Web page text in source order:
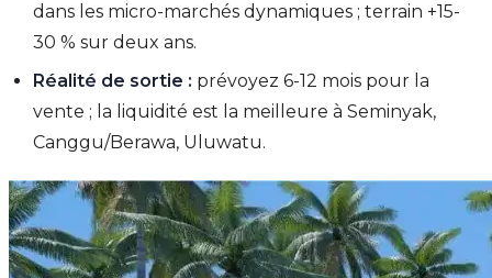
dans les micro-marchés dynamiques ; terrain +15-
30 % sur deux ans.
Réalité de sortie : prévoyez 6-12 mois pour la
vente ; la liquidité est la meilleure à Seminyak,
Canggu/Berawa, Uluwatu.